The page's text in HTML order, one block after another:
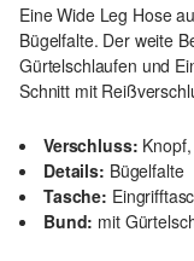
Eine Wide Leg Hose
Bügelfalte. Der weite
Gürtelschlaufen und
Schnitt mit
Verschluss:
Details: Bügelfalte
Tasche:
Bund: mit